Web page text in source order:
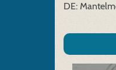
DE: